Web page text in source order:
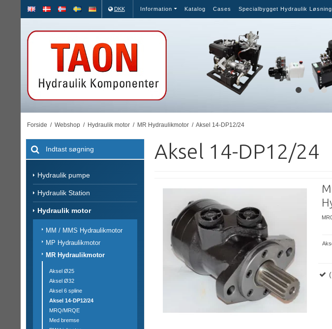
DKK Information Katalog Cases Specialbygget Hydraulik Løsning
Forside / Webshop / Hydraulik motor / MR Hydraulikmotor / Aksel 14-DP12/24
Hydraulik pumpe
Hydraulik Station
Hydraulik motor
MM / MMS Hydraulikmotor
MP Hydraulikmotor
MR Hydraulikmotor
Aksel Ø25
Aksel Ø32
Aksel 6 spline
Aksel 14-DP12/24
MRQ/MRQE
Med bremse
Aksel 14-DP12/24